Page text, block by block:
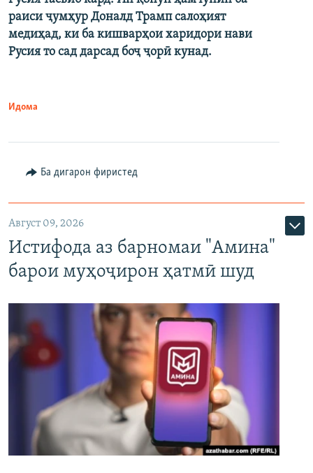
раиси ҷумҳур Доналд Трамп салоҳият
медиҳад, ки ба кишварҳои харидори нави
Русия то сад дарсад боҷ ҷорӣ кунад.
Идома
Ба дигарон фиристед
Август 09, 2026
Истифода аз барномаи "Амина"
барои муҳоҷирон ҳатмӣ шуд